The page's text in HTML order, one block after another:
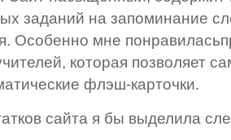
заданий на запоминание
Особенно мне
которая позволяет
флэш-карточки.
сайта я бы выделила